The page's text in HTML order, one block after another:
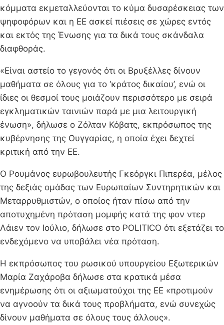
κόμματα εκμεταλλεύονται το κύμα δυσαρέσκειας των
ψηφοφόρων και η ΕΕ ασκεί πιέσεις σε χώρες εντός
και εκτός της Ένωσης για τα δικά τους σκάνδαλα
διαφθοράς.
«Είναι αστείο το γεγονός ότι οι Βρυξέλλες δίνουν
μαθήματα σε όλους για το ‘κράτος δικαίου’, ενώ οι
ίδιες οι θεσμοί τους μοιάζουν περισσότερο με σειρά
εγκληματικών ταινιών παρά με μια λειτουργική
ένωση», δήλωσε ο Ζόλταν Κόβατς, εκπρόσωπος της
κυβέρνησης της Ουγγαρίας, η οποία έχει δεχτεί
κριτική από την ΕΕ.
Ο Ρουμάνος ευρωβουλευτής Γκεόργκι Πιπερέα, μέλος
της δεξιάς ομάδας των Ευρωπαίων Συντηρητικών και
Μεταρρυθμιστών, ο οποίος ήταν πίσω από την
αποτυχημένη πρόταση μομφής κατά της φον ντερ
Λάιεν τον Ιούλιο, δήλωσε στο POLITICO ότι εξετάζει το
ενδεχόμενο να υποβάλει νέα πρόταση.
Η εκπρόσωπος του ρωσικού υπουργείου Εξωτερικών
Μαρία Ζαχάροβα δήλωσε στα κρατικά μέσα
ενημέρωσης ότι οι αξιωματούχοι της ΕΕ «προτιμούν
να αγνοούν τα δικά τους προβλήματα, ενώ συνεχώς
δίνουν μαθήματα σε όλους τους άλλους».